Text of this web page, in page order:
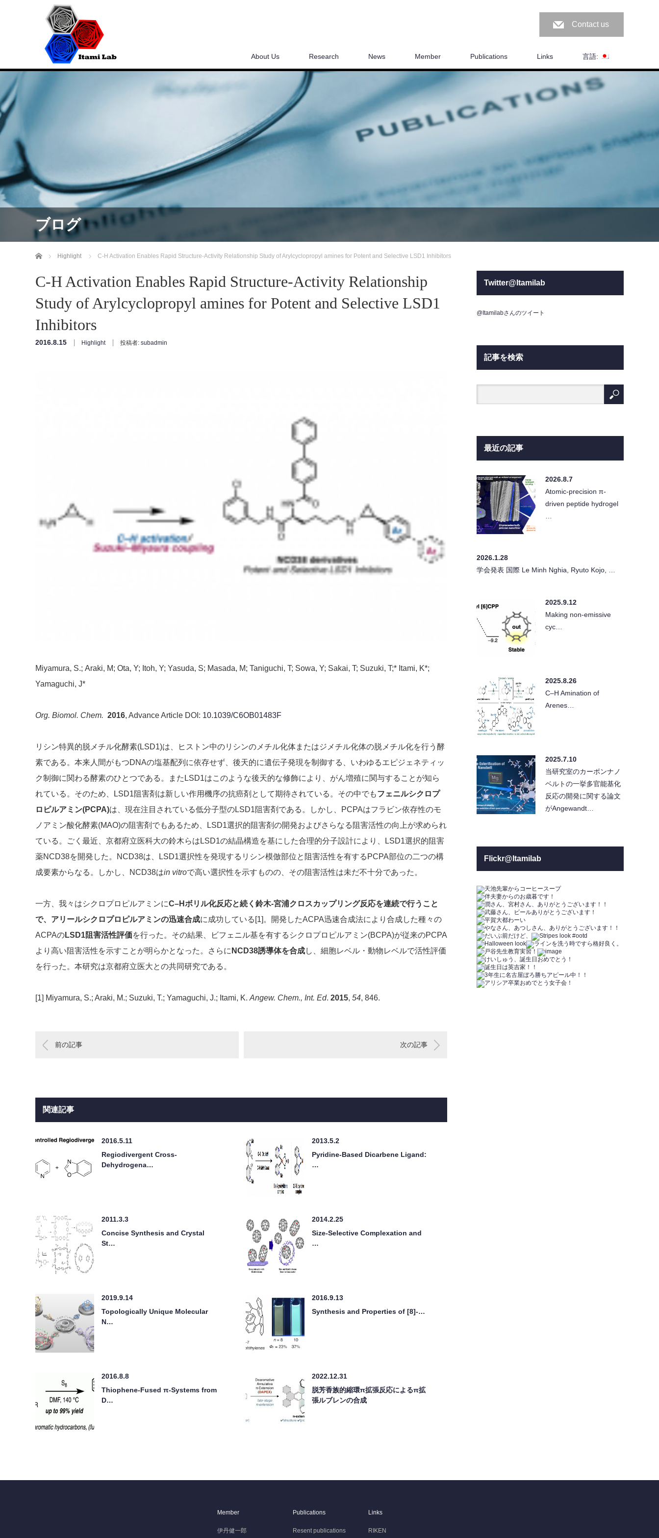
Contact us
About Us Research News Member Publications Links 言語:
ブログ
ホーム Highlight C-H Activation Enables Rapid Structure-Activity Relationship Study of Arylcyclopropyl amines for Potent and Selective LSD1 Inhibitors
C-H Activation Enables Rapid Structure-Activity Relationship
Study of Arylcyclopropyl amines for Potent and Selective LSD1
Inhibitors
2016.8.15 Highlight 投稿者: subadmin
Miyamura, S.; Araki, M; Ota, Y; Itoh, Y; Yasuda, S; Masada, M; Taniguchi, T; Sowa, Y; Sakai, T; Suzuki, T;* Itami, K*;
Yamaguchi, J*
Org. Biomol. Chem. 2016, Advance Article DOI: 10.1039/C6OB01483F
リシン特異的脱メチル化酵素(LSD1)は、ヒストン中のリシンのメチル化体またはジメチル化体の脱メチル化を行う酵
素である。本来人間がもつDNAの塩基配列に依存せず、後天的に遺伝子発現を制御する、いわゆるエピジェネティッ
ク制御に関わる酵素のひとつである。またLSD1はこのような後天的な修飾により、がん増殖に関与することが知ら
れている。そのため、LSD1阻害剤は新しい作用機序の抗癌剤として期待されている。その中でもフェニルシクロプ
ロピルアミン(PCPA)は、現在注目されている低分子型のLSD1阻害剤である。しかし、PCPAはフラビン依存性のモ
ノアミン酸化酵素(MAO)の阻害剤でもあるため、LSD1選択的阻害剤の開発およびさらなる阻害活性の向上が求められ
ている。ごく最近、京都府立医科大の鈴木らはLSD1の結晶構造を基にした合理的分子設計により、LSD1選択的阻害
薬NCD38を開発した。NCD38は、LSD1選択性を発現するリシン模倣部位と阻害活性を有するPCPA部位の二つの構
成要素からなる。しかし、NCD38はin vitroで高い選択性を示すものの、その阻害活性は未だ不十分であった。
一方、我々はシクロプロピルアミンにC–Hボリル化反応と続く鈴木-宮浦クロスカップリング反応を連続で行うこと
で、アリールシクロプロピルアミンの迅速合成に成功している[1]。開発したACPA迅速合成法により合成した種々の
ACPAのLSD1阻害活性評価を行った。その結果、ビフェニル基を有するシクロプロピルアミン(BCPA)が従来のPCPA
より高い阻害活性を示すことが明らかとなった。さらに NCD38誘導体を合成し、細胞レベル・動物レベルで活性評価
を行った。本研究は京都府立医大との共同研究である。
[1] Miyamura, S.; Araki, M.; Suzuki, T.; Yamaguchi, J.; Itami, K. Angew. Chem., Int. Ed. 2015, 54, 846.
前の記事 次の記事
関連記事
2016.5.11
Regiodivergent Cross-
Dehydrogena…
2013.5.2
Pyridine-Based Dicarbene Ligand:
…
2011.3.3
Concise Synthesis and Crystal
St…
2014.2.25
Size-Selective Complexation and
…
2019.9.14
Topologically Unique Molecular
N…
2016.9.13
Synthesis and Properties of [8]-…
2016.8.8
Thiophene-Fused π-Systems from
D…
2022.12.31
脱芳香族的縮環π拡張反応によるπ拡
張ルブレンの合成
Twitter@Itamilab
@Itamilabさんのツイート
記事を検索
最近の記事
2026.8.7
Atomic-precision π-
driven peptide hydrogel
2026.1.28
学会発表 国際 Le Minh Nghia, Ryuto Kojo, …
2025.9.12
Making non-emissive
cyc…
2025.8.26
C–H Amination of
Arenes…
2025.7.10
当研究室のカーボンナノ
ベルトの一挙多官能基化
反応の開発に関する論文
がAngewandt…
Flickr@Itamilab
Member
伊丹健一郎
Publications
Resent publications
Links
RIKEN